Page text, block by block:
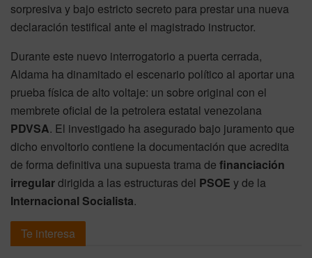
sorpresiva y bajo estricto secreto para prestar una nueva
declaración testifical ante el magistrado instructor.
Durante este nuevo interrogatorio a puerta cerrada,
Aldama ha dinamitado el escenario político al aportar una
prueba física de alto voltaje: un sobre original con el
membrete oficial de la petrolera estatal venezolana
PDVSA. El investigado ha asegurado bajo juramento que
dicho envoltorio contiene la documentación que acredita
de forma definitiva una supuesta trama de financiación
irregulardirigida a las estructuras del PSOE y de la
Internacional Socialista.
Te interesa